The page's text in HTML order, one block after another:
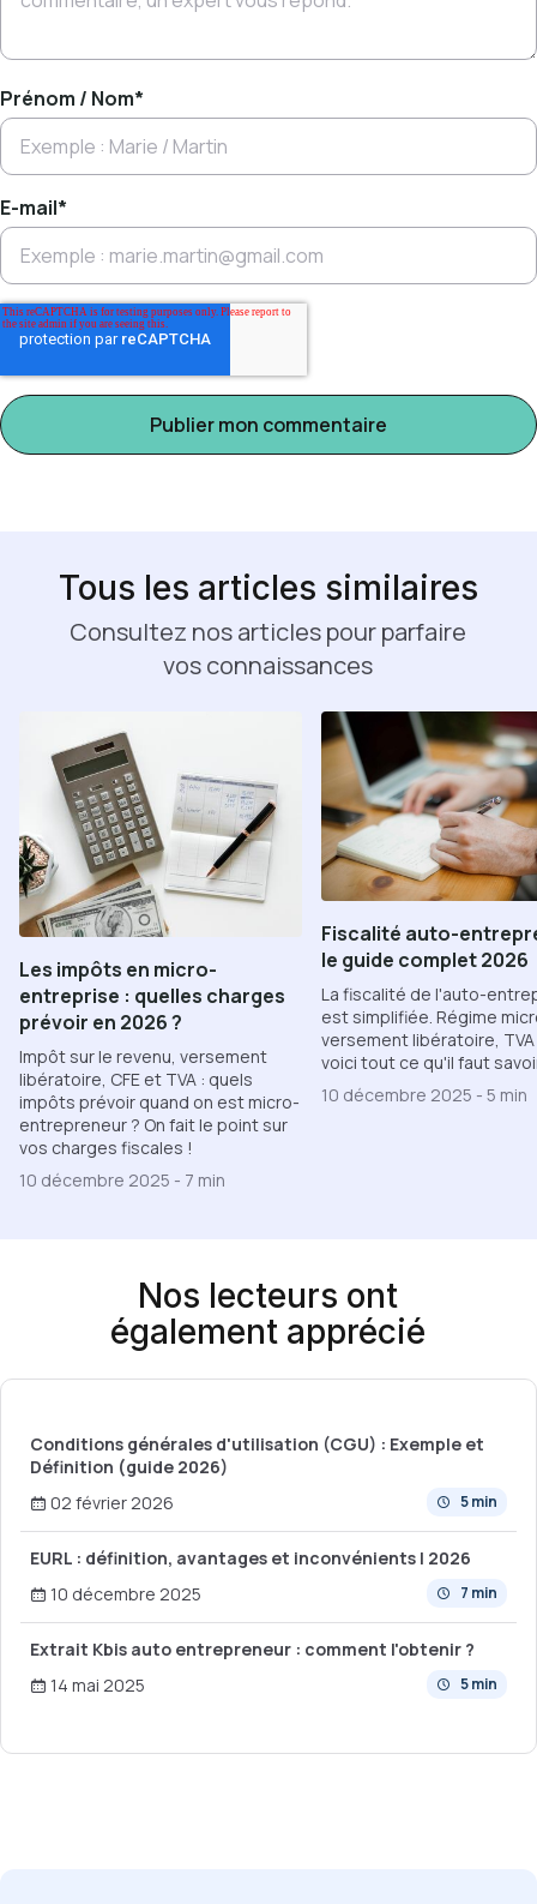
Prénom / Nom*
E-mail*
Tous les articles similaires
Consultez nos articles pour parfaire
vos connaissances
Les impôts en micro-
entreprise : quelles charges
prévoir en 2026 ?
Impôt sur le revenu, versement
libératoire, CFE et TVA : quels
impôts prévoir quand on est micro-
entrepreneur ? On fait le point sur
vos charges fiscales !
10 décembre 2025 - 7 min
Fiscalité auto-
le guide complet 2026
La fiscalité de l'auto-
est simplifiée. Régime
versement libératoire, TVA
voici tout ce qu'il faut
10 décembre 2025 - 5 min
Nos lecteurs ont
également apprécié
Conditions générales d'utilisation (CGU) : Exemple et
Définition (guide 2026)
5 min
02 février 2026
EURL : définition, avantages et inconvénients | 2026
7 min
10 décembre 2025
Extrait Kbis auto entrepreneur : comment l'obtenir ?
5 min
14 mai 2025